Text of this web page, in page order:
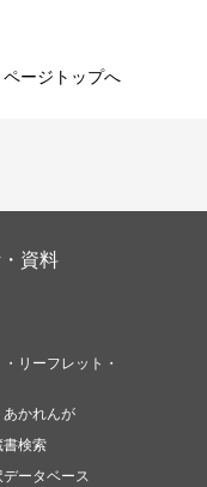
ページトップへ
資料
リーフレット・
あかれんが
書検索
ータベース